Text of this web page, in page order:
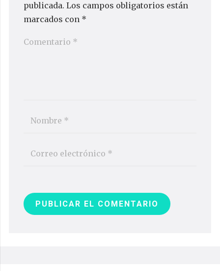
publicada. Los campos obligatorios están
marcados con *
PUBLICAR EL COMENTARIO